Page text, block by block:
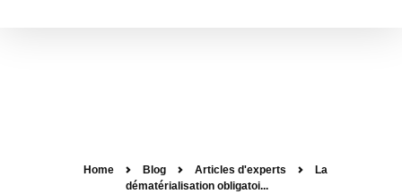
Home Blog Articles d'experts
La
dématérialisation obligatoi...